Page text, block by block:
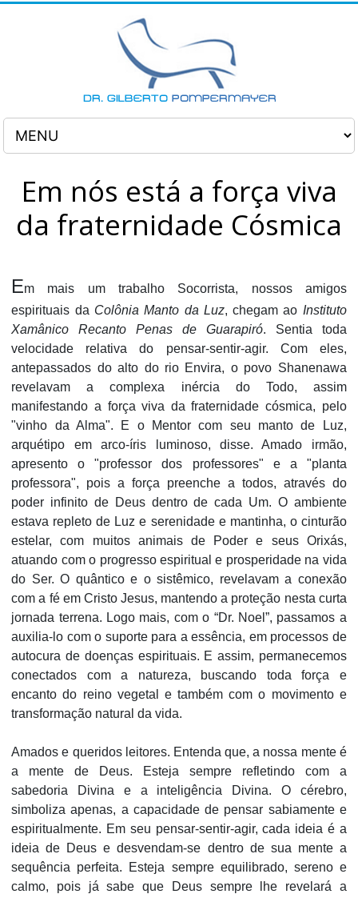
Em nós está a força viva
da fraternidade Cósmica
Em mais um trabalho Socorrista, nossos amigos
espirituais da Colônia Manto da Luz, chegam ao Instituto
Xamânico Recanto Penas de Guarapiró. Sentia toda
velocidade relativa do pensar-sentir-agir. Com eles,
antepassados do alto do rio Envira, o povo Shanenawa
revelavam a complexa inércia do Todo, assim
manifestando a força viva da fraternidade cósmica, pelo
"vinho da Alma". E o Mentor com seu manto de Luz,
arquétipo em arco-íris luminoso, disse. Amado irmão,
apresento o "professor dos professores" e a "planta
professora", pois a força preenche a todos, através do
poder infinito de Deus dentro de cada Um. O ambiente
estava repleto de Luz e serenidade e mantinha, o cinturão
estelar, com muitos animais de Poder e seus Orixás,
atuando com o progresso espiritual e prosperidade na vida
do Ser. O quântico e o sistêmico, revelavam a conexão
com a fé em Cristo Jesus, mantendo a proteção nesta curta
jornada terrena. Logo mais, com o “Dr. Noel”, passamos a
auxilia-lo com o suporte para a essência, em processos de
autocura de doenças espirituais. E assim, permanecemos
conectados com a natureza, buscando toda força e
encanto do reino vegetal e também com o movimento e
transformação natural da vida.
Amados e queridos leitores. Entenda que, a nossa mente é
a mente de Deus. Esteja sempre refletindo com a
sabedoria Divina e a inteligência Divina. O cérebro,
simboliza apenas, a capacidade de pensar sabiamente e
espiritualmente. Em seu pensar-sentir-agir, cada ideia é a
ideia de Deus e desvendam-se dentro de sua mente a
sequência perfeita. Esteja sempre equilibrado, sereno e
calmo, pois já sabe que Deus sempre lhe revelará a